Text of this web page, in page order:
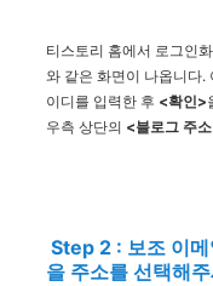
티스토리 홈에서 로그인
와 같은 화면이 나옵니다.
이디를 입력한 후 <확인>
우측 상단의 <블로그 주
Step 2 : 보조 이
을 주소를 선택해